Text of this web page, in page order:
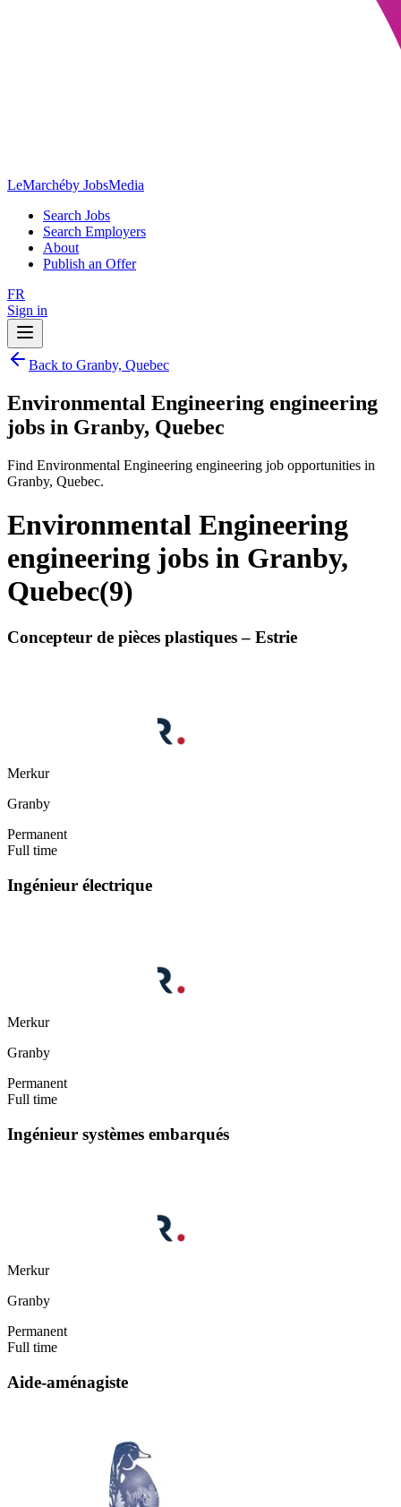
LeMarchéby JobsMedia
Search Jobs
Search Employers
About
Publish an Offer
FR
Sign in
Back to Granby, Quebec
Environmental Engineering engineering
jobs in Granby, Quebec
Find Environmental Engineering engineering job opportunities in
Granby, Quebec.
Environmental Engineering
engineering jobs in Granby,
Quebec(9)
Concepteur de pièces plastiques – Estrie
Merkur
Granby
Permanent
Full time
Ingénieur électrique
Merkur
Granby
Permanent
Full time
Ingénieur systèmes embarqués
Merkur
Granby
Permanent
Full time
Aide-aménagiste